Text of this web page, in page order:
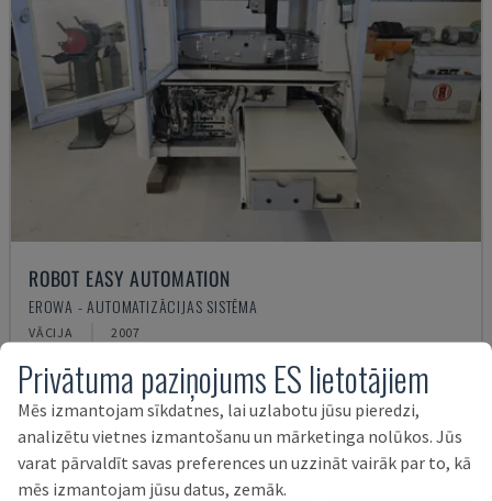
ROBOT EASY AUTOMATION
EROWA - AUTOMATIZĀCIJAS SISTĒMA
VĀCIJA 2007
15.500 €
Privātuma paziņojums ES lietotājiem
Mēs izmantojam sīkdatnes, lai uzlabotu jūsu pieredzi,
analizētu vietnes izmantošanu un mārketinga nolūkos. Jūs
varat pārvaldīt savas preferences un uzzināt vairāk par to, kā
mēs izmantojam jūsu datus, zemāk.